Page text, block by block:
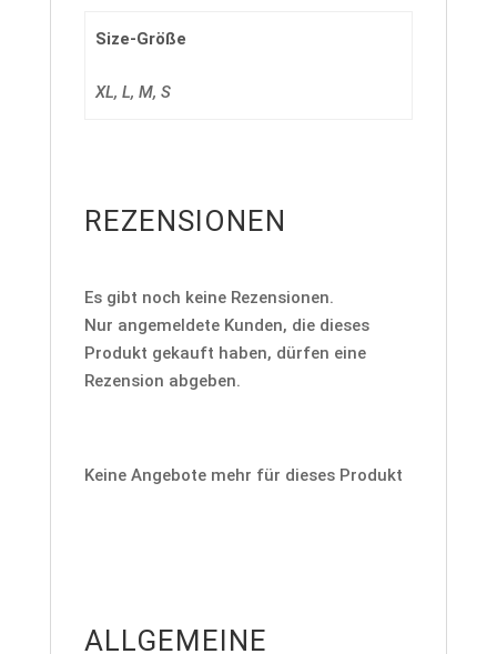
Size-Größe
XL, L, M, S
REZENSIONEN
Es gibt noch keine Rezensionen.
Nur angemeldete Kunden, die dieses
Produkt gekauft haben, dürfen eine
Rezension abgeben.
Keine Angebote mehr für dieses Produkt
ALLGEMEINE